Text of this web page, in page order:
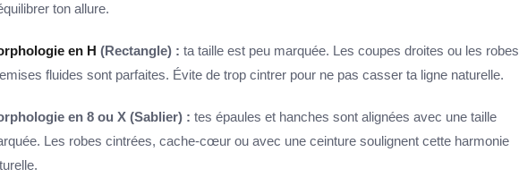
ton allure.
en H (Rectangle) : ta taille est peu marquée. Les coupes droites ou les robes
fluides sont parfaites. Évite de trop cintrer pour ne pas casser ta ligne naturelle.
en 8 ou X (Sablier) : tes épaules et hanches sont alignées avec une taille
Les robes cintrées, cache-cœur ou avec une ceinture soulignent cette harmonie